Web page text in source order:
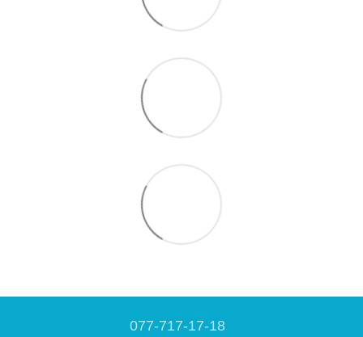
077-717-17-18